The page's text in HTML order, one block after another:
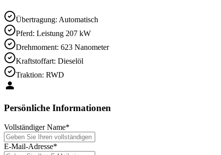
Übertragung: Automatisch
Pferd: Leistung 207 kW
Drehmoment: 623 Nanometer
Kraftstoffart: Dieselöl
Traktion: RWD
Persönliche Informationen
Vollständiger Name*
E-Mail-Adresse*